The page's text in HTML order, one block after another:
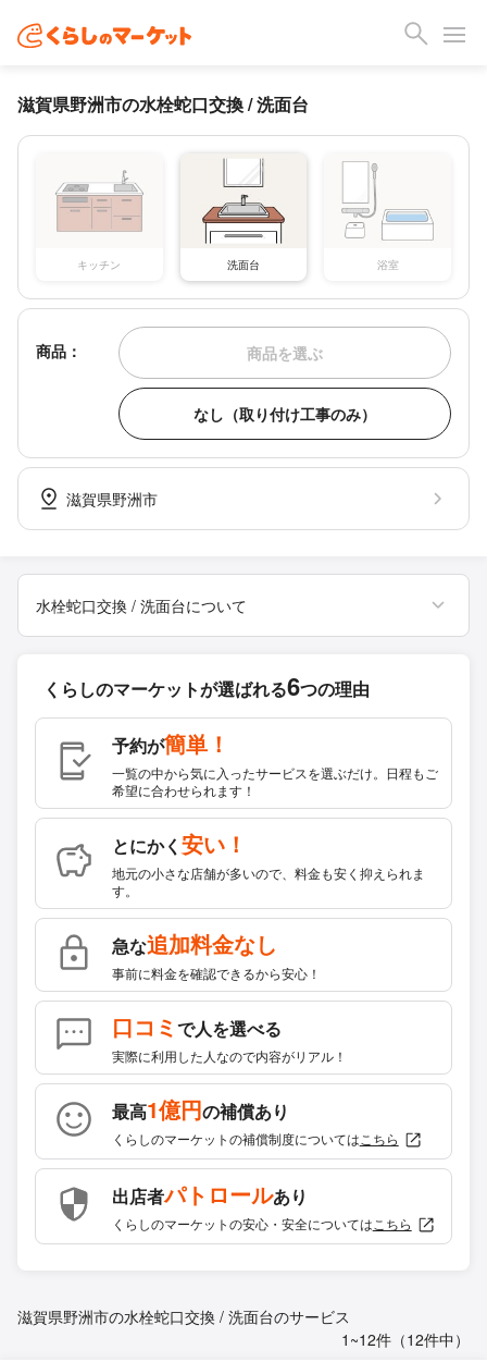
滋賀県野洲市の水栓蛇口交換 / 洗面台
キッチン 洗面台 浴室
商品： 商品を選ぶ
なし（取り付け工事のみ）
滋賀県野洲市
水栓蛇口交換 / 洗面台について
くらしのマーケットが選ばれる6つの理由
予約が簡単！
一覧の中から気に入ったサービスを選ぶだけ。日程もご
希望に合わせられます！
とにかく 安い！
地元の小さな店舗が多いので、料金も安く抑えられま
す。
急な追加料金なし
事前に料金を確認できるから安心！
口コミで人を選べる
実際に利用した人なので内容がリアル！
最高1億円の補償あり
くらしのマーケットの補償制度についてはこちら
出店者パトロールあり
くらしのマーケットの安心・安全についてはこちら
滋賀県野洲市の水栓蛇口交換 / 洗面台のサービス
1~12件（12件中）